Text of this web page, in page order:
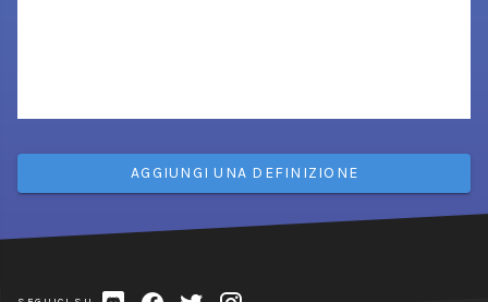
AGGIUNGI UNA DEFINIZIONE